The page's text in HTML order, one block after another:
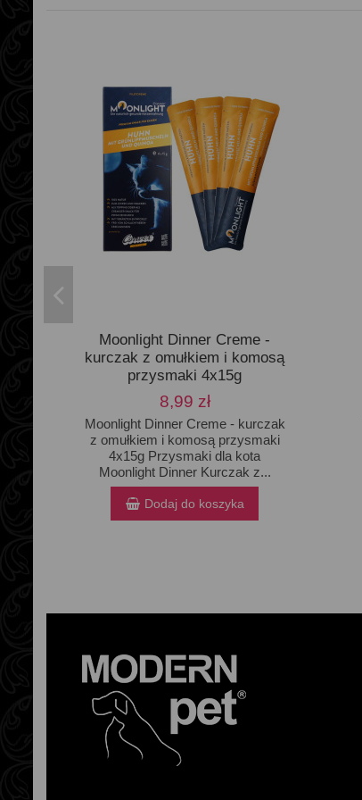
Moonlight Dinner Creme -
kurczak z omułkiem i komosą
przysmaki 4x15g
8,99 zł
Moonlight Dinner Creme - kurczak
z omułkiem i komosą przysmaki
4x15g Przysmaki dla kota
Moonlight Dinner Kurczak z...
Dodaj do koszyka